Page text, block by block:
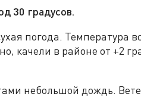
30 градусов.
погода. Температура
качели в районе от +2
небольшой дождь.